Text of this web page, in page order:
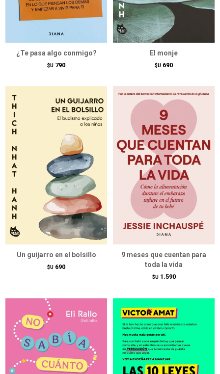
¿Te pasa algo conmigo?
$U 790
El monje
$U 690
Un guijarro en el bolsillo
$U 690
9 meses que cuentan para
toda la vida
$U 1.590